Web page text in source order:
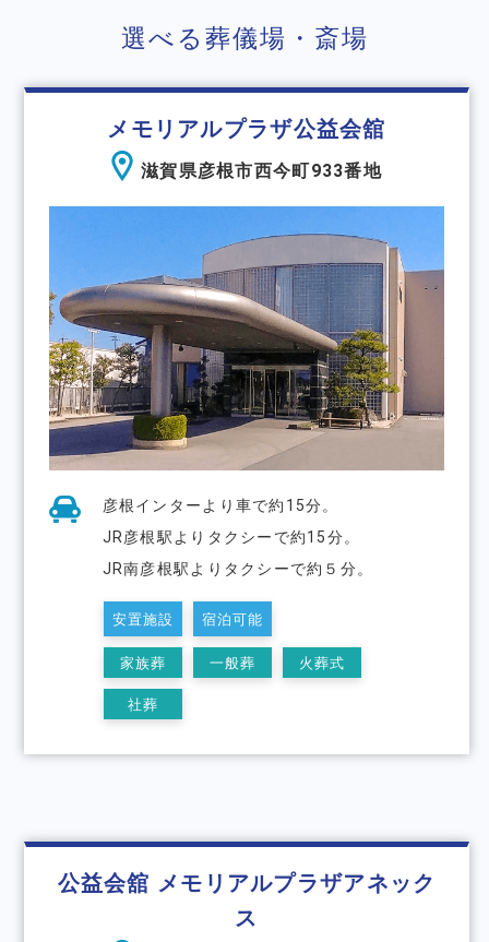
選べる葬儀場・斎場
メモリアルプラザ公益会舘
滋賀県彦根市西今町933番地
彦根インターより⾞で約15分。
JR彦根駅よりタクシーで約15分。
JR南彦根駅よりタクシーで約５分。
安置施設 宿泊可能
家族葬 一般葬 火葬式
社葬
公益会舘 メモリアルプラザアネック
ス